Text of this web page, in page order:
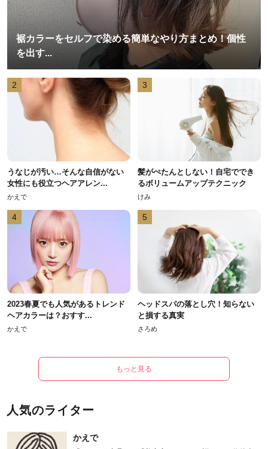
裾カラーをセルフで染める簡単なやり方まとめ！個性
を出す...
2
うなじが汚い…そんな自信がない
女性にも役立つヘアアレン...
かえで
3
髪がぺたんとしない！自宅ででき
るボリュームアップテクニック
けみ
4
2023春夏でも人気があるトレンド
ヘアカラーは？おすす...
かえで
5
ヘッドスパの落とし穴！知らない
と損する真実
さろめ
もっと見る
人気のライター
かえで